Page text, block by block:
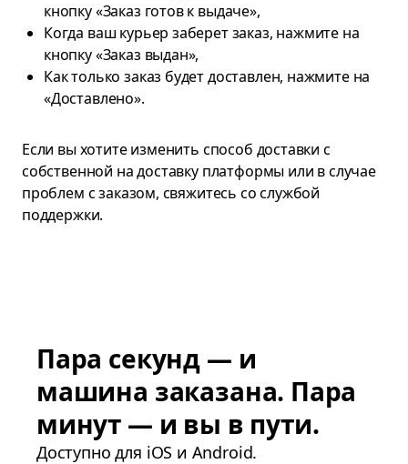
кнопку «Заказ готов к выдаче»,
Когда ваш курьер заберет заказ, нажмите на
кнопку «Заказ выдан»,
Как только заказ будет доставлен, нажмите на
«Доставлено».
Если вы хотите изменить способ доставки с
собственной на доставку платформы или в случае
проблем с заказом, свяжитесь со службой
поддержки.
Пара секунд — и
машина заказана. Пара
минут — и вы в пути.
Доступно для iOS и Android.